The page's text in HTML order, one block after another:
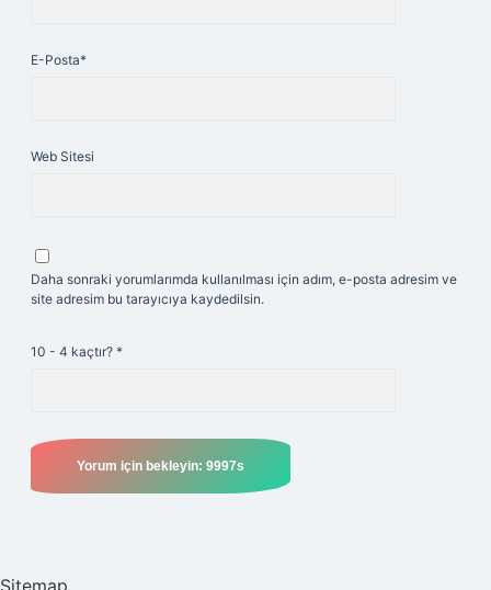
E-Posta*
Web Sitesi
Daha sonraki yorumlarımda kullanılması için adım, e-posta adresim ve
site adresim bu tarayıcıya kaydedilsin.
10 - 4 kaçtır? *
Sitemap